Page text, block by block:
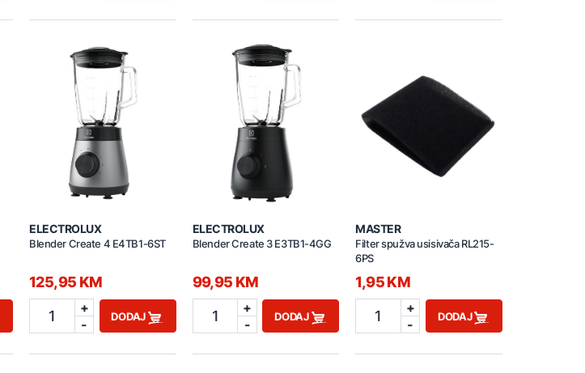
ELECTROLUX
Blender Create 4 E4TB1-6ST
125,95 KM
1
+
-
DODAJ
ELECTROLUX
Blender Create 3 E3TB1-4GG
99,95 KM
1
+
-
DODAJ
MASTER
Filter spužva usisivača RL215-
6PS
1,95 KM
1
+
-
DODAJ